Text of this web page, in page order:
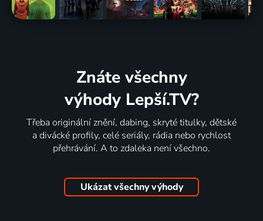
Znáte všechny
výhody Lepší.TV?
Třeba originální znění, dabing, skryté titulky, dětské
a divácké profily, celé seriály, rádia nebo rychlost
přehrávání. A to zdaleka není všechno.
Ukázat všechny výhody